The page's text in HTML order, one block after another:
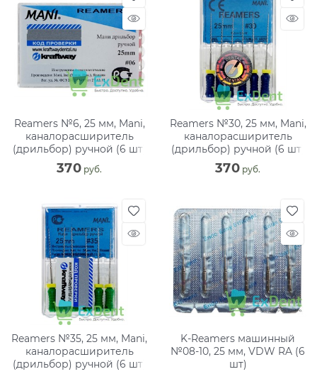
Reamers №6, 25 мм, Mani,
каналорасширитель
(дрильбор) ручной (6 шт)
370 руб.
Reamers №30, 25 мм, Mani,
каналорасширитель
(дрильбор) ручной (6 шт)
370 руб.
Reamers №35, 25 мм, Mani,
каналорасширитель
(дрильбор) ручной (6 шт)
K-Reamers машинный
№08-10, 25 мм, VDW RA (6
шт)